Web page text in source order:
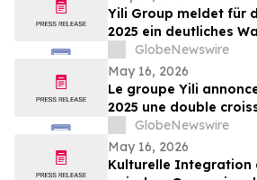
Árbitros
Yili Group meldet für
2025 ein deutliches
und Gewinn; seit dem
Jahren ist der Umsatz
gestiegen
GlobeNewswire
May 16, 2026
Le groupe Yili
2025 une double
d’affaires et de ses
ainsi une
chiffre d’affaires en
GlobeNewswire
May 16, 2026
Kulturelle Integration